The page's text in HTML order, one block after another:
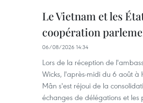
Le Vietnam et les
coopération
06/08/2026 14:34
Lors de la réception de
Wicks, l'après-midi du 6 août à
Mân s'est réjoui de la
échanges de délégations et